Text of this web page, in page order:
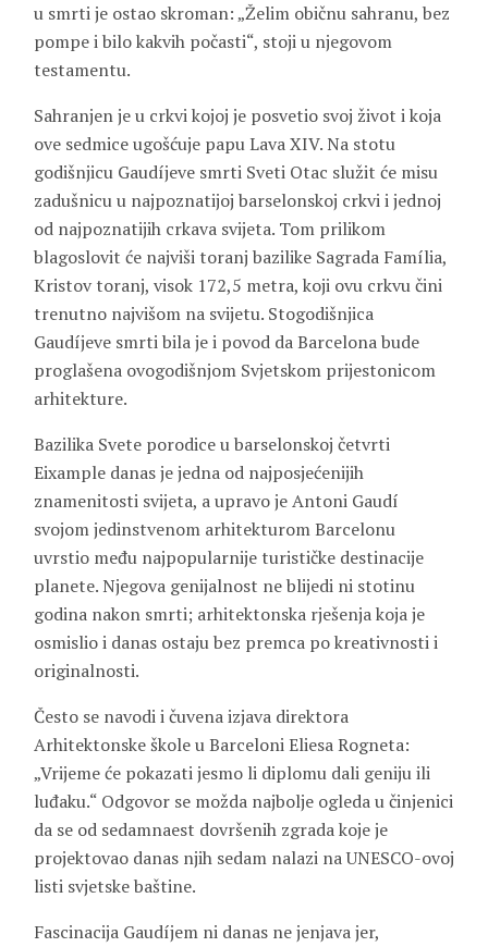
u smrti je ostao skroman: „Želim običnu sahranu, bez
pompe i bilo kakvih počasti“, stoji u njegovom
testamentu.
Sahranjen je u crkvi kojoj je posvetio svoj život i koja
ove sedmice ugošćuje papu Lava XIV. Na stotu
godišnjicu Gaudíjeve smrti Sveti Otac služit će misu
zadušnicu u najpoznatijoj barselonskoj crkvi i jednoj
od najpoznatijih crkava svijeta. Tom prilikom
blagoslovit će najviši toranj bazilike Sagrada Família,
Kristov toranj, visok 172,5 metra, koji ovu crkvu čini
trenutno najvišom na svijetu. Stogodišnjica
Gaudíjeve smrti bila je i povod da Barcelona bude
proglašena ovogodišnjom Svjetskom prijestonicom
arhitekture.
Bazilika Svete porodice u barselonskoj četvrti
Eixample danas je jedna od najposjećenijih
znamenitosti svijeta, a upravo je Antoni Gaudí
svojom jedinstvenom arhitekturom Barcelonu
uvrstio među najpopularnije turističke destinacije
planete. Njegova genijalnost ne blijedi ni stotinu
godina nakon smrti; arhitektonska rješenja koja je
osmislio i danas ostaju bez premca po kreativnosti i
originalnosti.
Često se navodi i čuvena izjava direktora
Arhitektonske škole u Barceloni Eliesa Rogneta:
„Vrijeme će pokazati jesmo li diplomu dali geniju ili
luđaku.“ Odgovor se možda najbolje ogleda u činjenici
da se od sedamnaest dovršenih zgrada koje je
projektovao danas njih sedam nalazi na UNESCO-ovoj
listi svjetske baštine.
Fascinacija Gaudíjem ni danas ne jenjava jer,